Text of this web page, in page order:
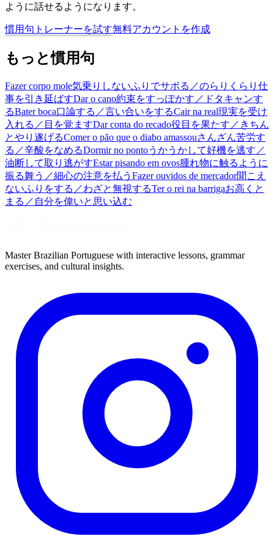
ように話せるようになります。
慣用句トレーナーを試す無料アカウントを作成
もっと慣用句
Fazer corpo mole気乗りしないふりでサボる／のらりくらり仕
事を引き延ばすDar o cano約束をすっぽかす／ドタキャンす
るBater boca口論する／言い合いをするCair na real現実を受け
入れる／目を覚ますDar conta do recado役目を果たす／きちん
とやり遂げるComer o pão que o diabo amassouさんざん苦労す
る／辛酸をなめるDormir no pontoうかうかして好機を逃す／
油断して取り逃がすEstar pisando em ovos腫れ物に触るように
振る舞う／細心の注意を払う Fazer ouvidos de mercador聞こえ
ないふりをする／わざと無視するTer o rei na barrigaお高くと
まる／自分を偉いと思い込む
Master Brazilian Portuguese with interactive lessons, grammar
exercises, and cultural insights.